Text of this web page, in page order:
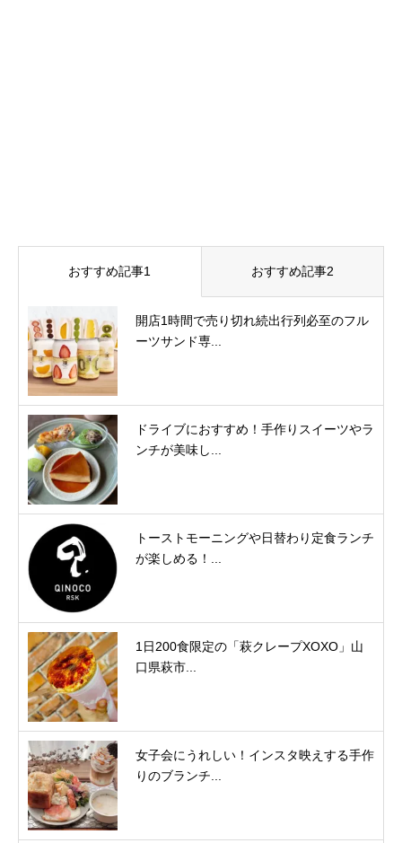
おすすめ記事1 おすすめ記事2
開店1時間で売り切れ続出行列必至のフル
ーツサンド専...
ドライブにおすすめ！手作りスイーツやラ
ンチが美味し...
トーストモーニングや日替わり定食ランチ
が楽しめる！...
1日200食限定の「萩クレープXOXO」山
口県萩市...
女子会にうれしい！インスタ映えする手作
りのブランチ...